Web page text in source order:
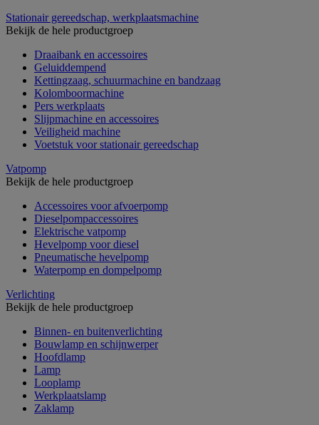
Stationair gereedschap, werkplaatsmachine
Bekijk de hele productgroep
Draaibank en accessoires
Geluiddempend
Kettingzaag, schuurmachine en bandzaag
Kolomboormachine
Pers werkplaats
Slijpmachine en accessoires
Veiligheid machine
Voetstuk voor stationair gereedschap
Vatpomp
Bekijk de hele productgroep
Accessoires voor afvoerpomp
Dieselpompaccessoires
Elektrische vatpomp
Hevelpomp voor diesel
Pneumatische hevelpomp
Waterpomp en dompelpomp
Verlichting
Bekijk de hele productgroep
Binnen- en buitenverlichting
Bouwlamp en schijnwerper
Hoofdlamp
Lamp
Looplamp
Werkplaatslamp
Zaklamp